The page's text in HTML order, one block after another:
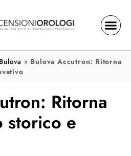
Bulova » Bulova Accutron: Ritorna
Ritorna
storico e